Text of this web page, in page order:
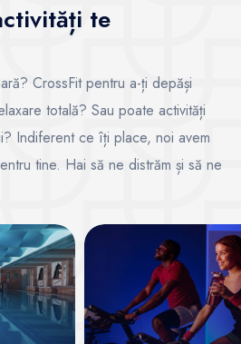
te
CrossFit pentru a-ți depăși
totală? Sau poate activități
Indiferent ce îți place, noi avem
tine. Hai să ne distrăm și să ne